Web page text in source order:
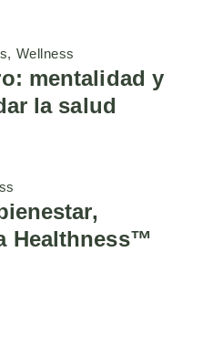
Wellness
mentalidad y
la salud
Healthness™